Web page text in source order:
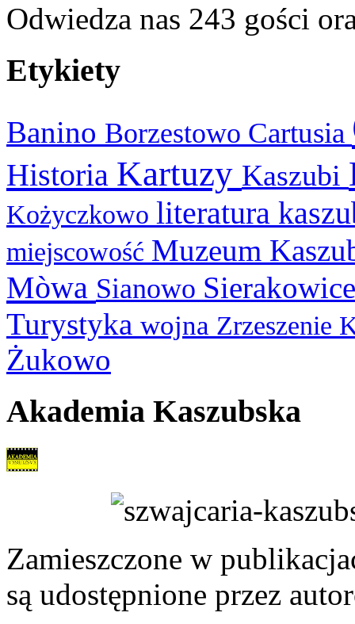
Odwiedza nas 243 gości
Etykiety
Banino Borzestowo Cartusia
Historia Kartuzy Kaszubi
Kożyczkowo literatura
miejscowość Muzeum
Mòwa Sianowo
Turystyka wojna Zrzeszenie
Żukowo
Akademia Kaszubska
Zamieszczone w
są udostępnione przez